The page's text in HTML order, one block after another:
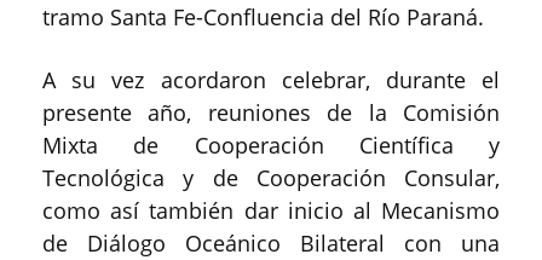
tramo Santa Fe-Confluencia del Río Paraná.
A su vez acordaron celebrar, durante el
presente año, reuniones de la Comisión
Mixta de Cooperación Científica y
Tecnológica y de Cooperación Consular,
como así también dar inicio al Mecanismo
de Diálogo Oceánico Bilateral con una